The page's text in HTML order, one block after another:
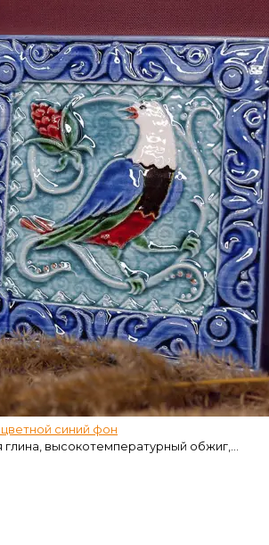
синий фон
высокотемпературный обжиг,...